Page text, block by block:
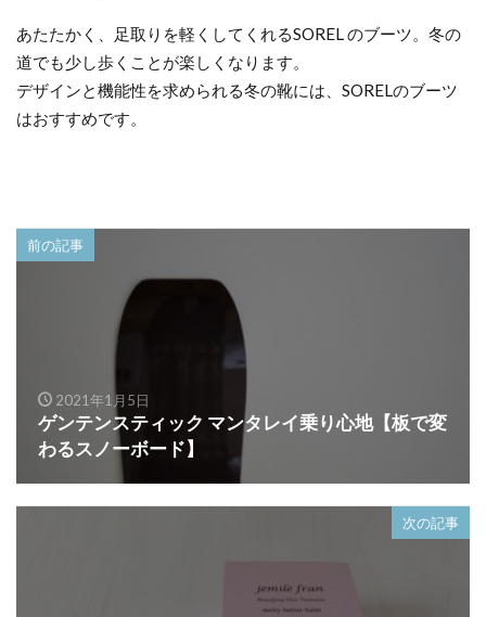
あたたかく、足取りを軽くしてくれるSOREL のブーツ。冬の
道でも少し歩くことが楽しくなります。
デザインと機能性を求められる冬の靴には、SORELのブーツ
はおすすめです。
前の記事
2021年1月5日
ゲンテンスティック マンタレイ乗り心地【板で変
わるスノーボード】
次の記事